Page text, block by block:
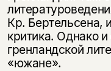
Кр. Бертельсена,
критика. Однако
гренландской
«южане».